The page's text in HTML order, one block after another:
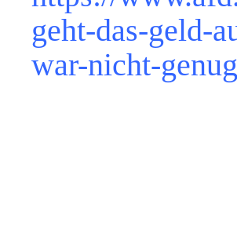
geht-das-geld-
war-nicht-genug